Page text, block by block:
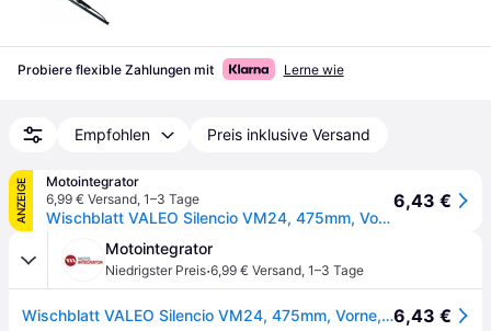
Probiere flexible Zahlungen mit Lerne wie
Empfohlen Preis inklusive Versand
ANZEIGE
Motointegrator
6,99 € Versand, 1–3 Tage
Wischblatt VALEO Silencio VM24, 475mm, Vorne, 1 Stück
6,43 €
Motointegrator
Niedrigster Preis·6,99 € Versand, 1–3 Tage
Wischblatt VALEO Silencio VM24, 475mm, Vorne, 1 Stück6,43 €